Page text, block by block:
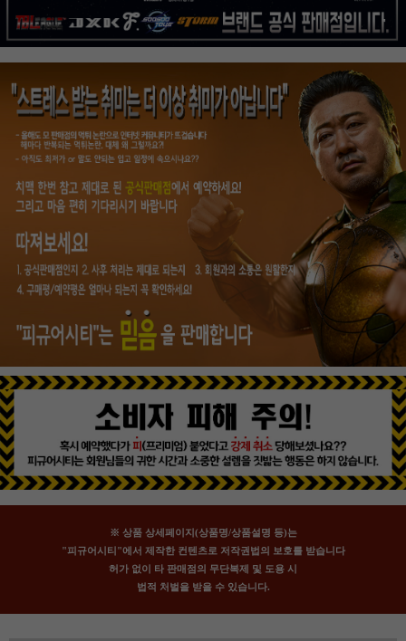
※ 상품 상세페이지(상품명/상품설명 등)는
"피규어시티"에서 제작한 컨텐츠로 저작권법의 보호를 받습니다
허가 없이 타 판매점의 무단복제 및 도용 시
법적 처벌을 받을 수 있습니다.